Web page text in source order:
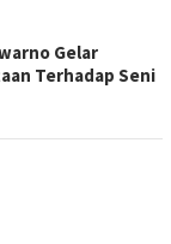
Gelar
Terhadap Seni